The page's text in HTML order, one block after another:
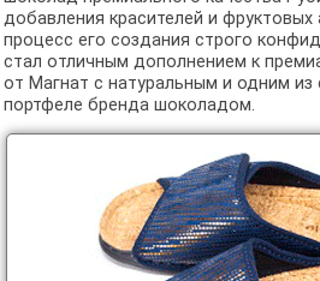
добавления красителей и
процесс его создания строго
стал отличным дополнением к
от Магнат с натуральным и одним из
портфеле бренда шоколадом.